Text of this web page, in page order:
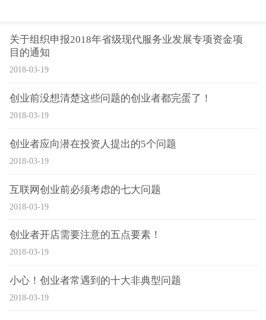
关于组织申报2018年省级现代服务业发展专项资金项
目的通知
2018-03-19
创业前没想清楚这些问题的创业者都完蛋了！
2018-03-19
创业者应向潜在投资人提出的5个问题
2018-03-19
互联网创业前必须考虑的七大问题
2018-03-19
创业者开店需要注意的五点要素！
2018-03-19
小心！创业者常遇到的十大非典型问题
2018-03-19